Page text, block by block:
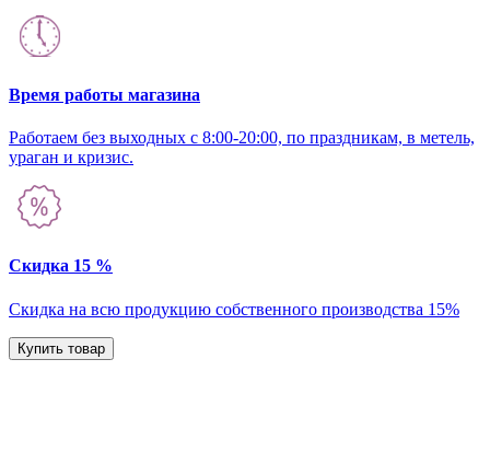
Время работы магазина
Работаем без выходных с 8:00-20:00, по праздникам, в метель,
ураган и кризис.
Скидка 15 %
Скидка на всю продукцию собственного производства 15%
Купить товар